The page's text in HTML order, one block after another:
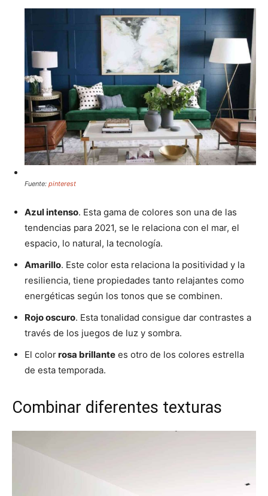
Fuente: pinterest
Azul intenso. Esta gama de colores son una de las
tendencias para 2021, se le relaciona con el mar, el
espacio, lo natural, la tecnología.
Amarillo. Este color esta relaciona la positividad y la
resiliencia, tiene propiedades tanto relajantes como
energéticas según los tonos que se combinen.
Rojo oscuro. Esta tonalidad consigue dar contrastes a
través de los juegos de luz y sombra.
El colorrosa brillante es otro de los colores estrella
de esta temporada.
Combinar diferentes texturas